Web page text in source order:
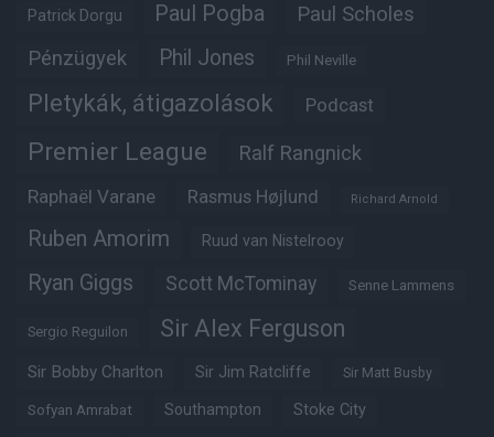
Patrick Dorgu Paul Pogba Paul Scholes
Pénzügyek Phil Jones Phil Neville
Pletykák, átigazolások Podcast
Premier League Ralf Rangnick
Raphaël Varane Rasmus Højlund Richard Arnold
Ruben Amorim Ruud van Nistelrooy
Ryan Giggs Scott McTominay Senne Lammens
Sergio Reguilon Sir Alex Ferguson
Sir Bobby Charlton Sir Jim Ratcliffe Sir Matt Busby
Sofyan Amrabat Southampton Stoke City